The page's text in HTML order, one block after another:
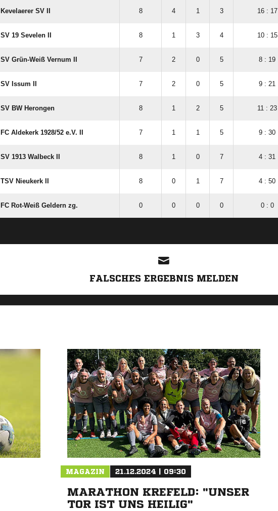
Kevelaerer SV II 8 4 1 3 16 : 17
SV 19 Sevelen II 8 1 3 4 10 : 15
SV Grün-Weiß Vernum II 7 2 0 5 8 : 19
SV Issum II 7 2 0 5 9 : 21
SV BW Herongen 8 1 2 5 11 : 23
FC Aldekerk 1928/​52 e.V. II 7 1 1 5 9 : 30
SV 1913 Walbeck II 8 1 0 7 4 : 31
TSV Nieukerk II 8 0 1 7 4 : 50
FC Rot-Weiß Geldern zg. 0 0 0 0 0 : 0
FALSCHES ERGEBNIS MELDEN
MAGAZIN 21.12.2024 | 09:30
MARATHON KREFELD: "UNSER
TOR IST UNS HEILIG"